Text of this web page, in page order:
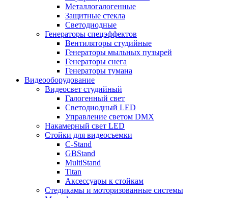
Металлогалогенные
Защитные стекла
Светодиодные
Генераторы спецэффектов
Вентиляторы студийные
Генераторы мыльных пузырей
Генераторы снега
Генераторы тумана
Видеооборудование
Видеосвет студийный
Галогенный свет
Светодиодный LED
Управление светом DMX
Накамерный свет LED
Стойки для видеосъемки
C-Stand
GBStand
MultiStand
Titan
Аксессуары к стойкам
Стедикамы и моторизованные системы